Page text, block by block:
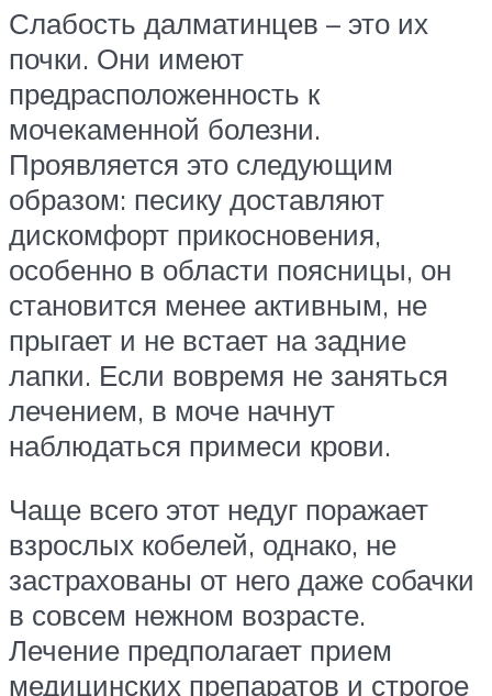
Слабость далматинцев – это их
почки. Они имеют
предрасположенность к
мочекаменной болезни.
Проявляется это следующим
образом: песику доставляют
дискомфорт прикосновения,
особенно в области поясницы, он
становится менее активным, не
прыгает и не встает на задние
лапки. Если вовремя не заняться
лечением, в моче начнут
наблюдаться примеси крови.
Чаще всего этот недуг поражает
взрослых кобелей, однако, не
застрахованы от него даже собачки
в совсем нежном возрасте.
Лечение предполагает прием
медицинских препаратов и строгое